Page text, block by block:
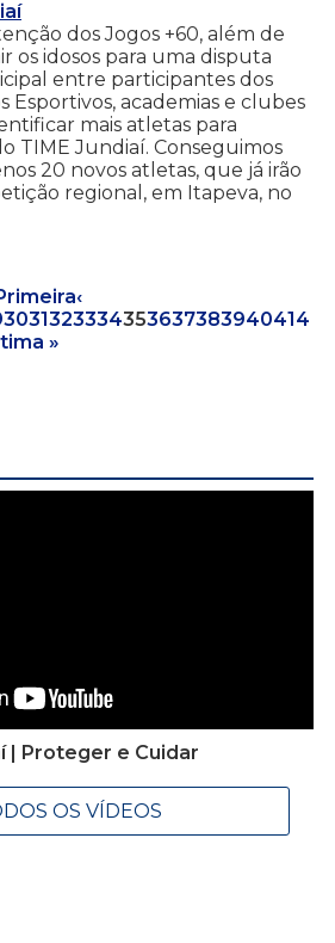
dos Jogos +60, além de
os idosos para uma disputa
entre participantes dos
Esportivos, academias e clubes
mais atletas para
TIME Jundiaí. Conseguimos
20 novos atletas, que já irão
regional, em Itapeva, no
‹
3031323334353637383940414
»
| Proteger e Cuidar
OS VÍDEOS